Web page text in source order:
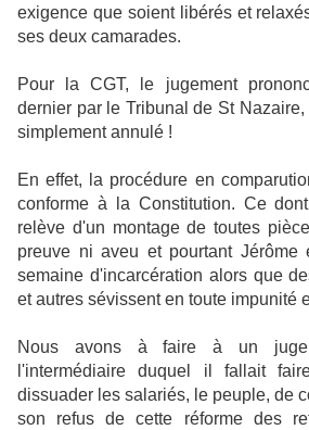
exigence que soient libérés et
ses deux camarades.
Pour la CGT, le jugement
dernier par le Tribunal de St
simplement annulé !
En effet, la procédure en
conforme à la Constitution. Ce
relève d'un montage de toutes
preuve ni aveu et pourtant
semaine d'incarcération alors que
et autres sévissent en toute impunité
Nous avons à faire à un
l'intermédiaire duquel il fallait
dissuader les salariés, le peuple, de
son refus de cette réforme des